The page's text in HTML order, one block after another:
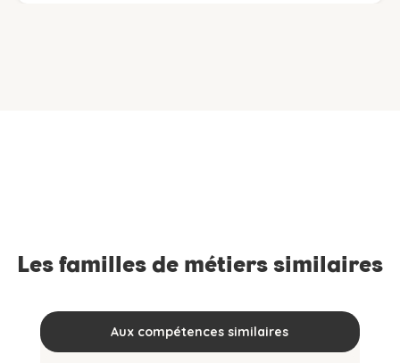
Les familles de métiers similaires
Aux compétences similaires